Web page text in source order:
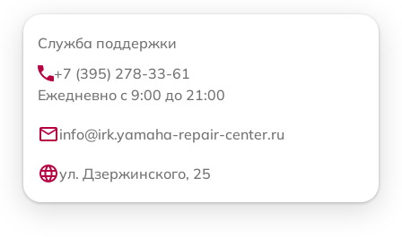
Служба поддержки
+7 (395) 278-33-61
Ежедневно с 9:00 до 21:00
info@irk.yamaha-repair-center.ru
ул. Дзержинского, 25